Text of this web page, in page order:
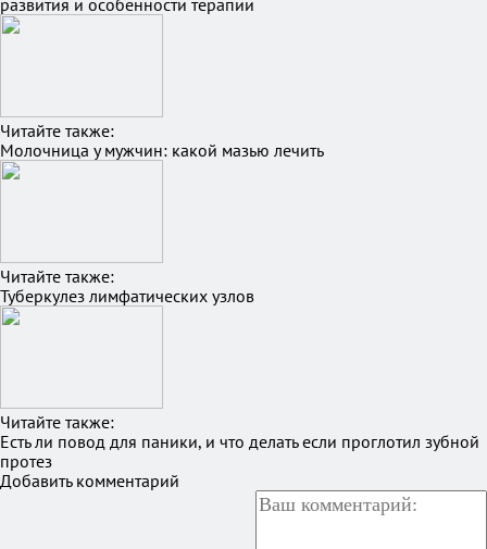
развития и особенности терапии
Читайте также:
Молочница у мужчин: какой мазью лечить
Читайте также:
Туберкулез лимфатических узлов
Читайте также:
Есть ли повод для паники, и что делать если проглотил зубной
протез
Добавить комментарий